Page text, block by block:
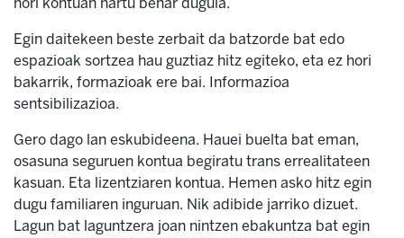
Egin daitekeen beste zerbait da batzorde bat edo
espazioak sortzea hau guztiaz hitz egiteko, eta ez hori
bakarrik, formazioak ere bai. Informazioa
sentsibilizazioa.
Gero dago lan eskubideena. Hauei buelta bat eman,
osasuna seguruen kontua begiratu trans errealitateen
kasuan. Eta lizentziaren kontua. Hemen asko hitz egin
dugu familiaren inguruan. Nik adibide jarriko dizuet.
Lagun bat laguntzera joan nintzen ebakuntza bat egin